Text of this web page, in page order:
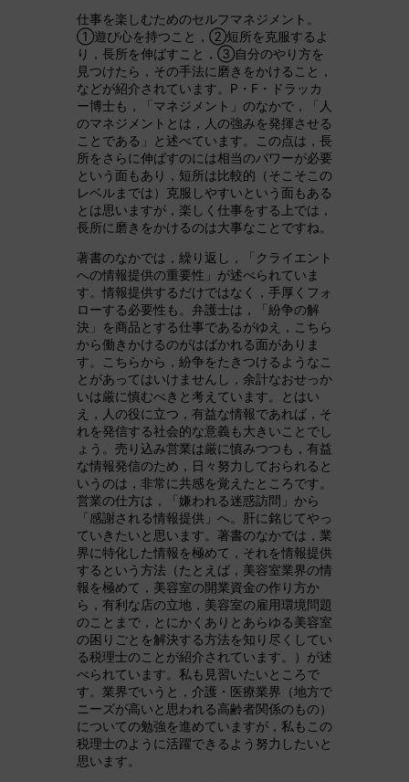
仕事を楽しむためのセルフマネジメント。
①遊び心を持つこと，②短所を克服するよ
り，長所を伸ばすこと，③自分のやり方を
見つけたら，その手法に磨きをかけること，
などが紹介されています。P・F・ドラッカ
ー博士も，「マネジメント」のなかで，「人
のマネジメントとは，人の強みを発揮させる
ことである」と述べています。この点は，長
所をさらに伸ばすのには相当のパワーが必要
という面もあり，短所は比較的（そこそこの
レベルまでは）克服しやすいという面もある
とは思いますが，楽しく仕事をする上では，
長所に磨きをかけるのは大事なことですね。
著書のなかでは，繰り返し，「クライエント
への情報提供の重要性」が述べられていま
す。情報提供するだけではなく，手厚くフォ
ローする必要性も。弁護士は，「紛争の解
決」を商品とする仕事であるがゆえ，こちら
から働きかけるのがはばかれる面がありま
す。こちらから，紛争をたきつけるようなこ
とがあってはいけませんし，余計なおせっか
いは厳に慎むべきと考えています。とはい
え，人の役に立つ，有益な情報であれば，そ
れを発信する社会的な意義も大きいことでし
ょう。売り込み営業は厳に慎みつつも，有益
な情報発信のため，日々努力しておられると
いうのは，非常に共感を覚えたところです。
営業の仕方は，「嫌われる迷惑訪問」から
「感謝される情報提供」へ。肝に銘じてやっ
ていきたいと思います。著書のなかでは，業
界に特化した情報を極めて，それを情報提供
するという方法（たとえば，美容室業界の情
報を極めて，美容室の開業資金の作り方か
ら，有利な店の立地，美容室の雇用環境問題
のことまで，とにかくありとあらゆる美容室
の困りごとを解決する方法を知り尽くしてい
る税理士のことが紹介されています。）が述
べられています。私も見習いたいところで
す。業界でいうと，介護・医療業界（地方で
ニーズが高いと思われる高齢者関係のもの）
についての勉強を進めていますが，私もこの
税理士のように活躍できるよう努力したいと
思います。